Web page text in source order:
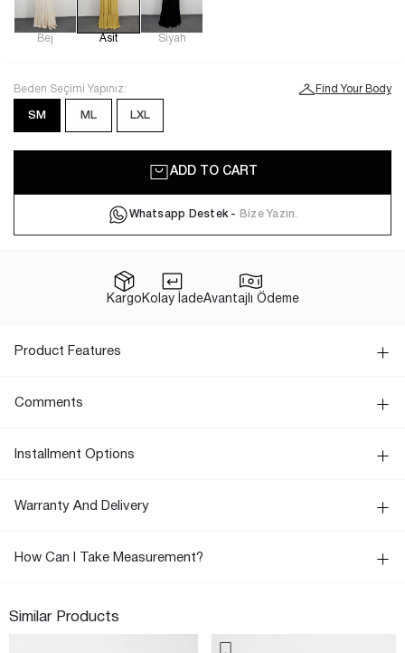
Bej Asit Siyah
Beden Seçimi Yapınız: Find Your Body
SM ML LXL
ADD TO CART
Whatsapp Destek - Bize Yazın.
Kargo Kolay İadeAvantajlı Ödeme
Product Features
Comments
Installment Options
Warranty And Delivery
How Can I Take Measurement?
Similar Products